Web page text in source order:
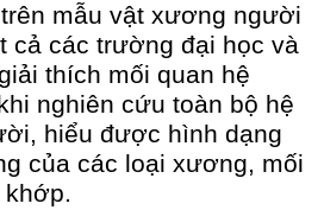
mẫu vật xương người
cả các trường đại học và
thích mối quan hệ
nghiên cứu toàn bộ hệ
hiểu được hình dạng
của các loại xương, mối